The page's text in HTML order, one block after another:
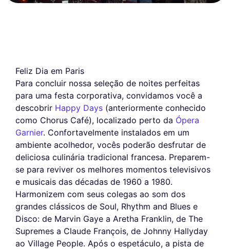
Feliz Dia em Paris
Para concluir nossa seleção de noites perfeitas
para uma festa corporativa, convidamos você a
descobrir Happy Days (anteriormente conhecido
como Chorus Café), localizado perto da Ópera
Garnier. Confortavelmente instalados em um
ambiente acolhedor, vocês poderão desfrutar de
deliciosa culinária tradicional francesa. Preparem-
se para reviver os melhores momentos televisivos
e musicais das décadas de 1960 a 1980.
Harmonizem com seus colegas ao som dos
grandes clássicos de Soul, Rhythm and Blues e
Disco: de Marvin Gaye a Aretha Franklin, de The
Supremes a Claude François, de Johnny Hallyday
ao Village People. Após o espetáculo, a pista de